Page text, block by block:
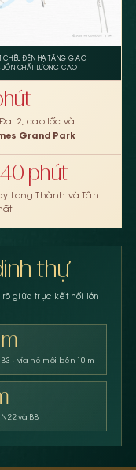
ĐẾN HẠ TẦNG GIAO
CHẤT LƯỢNG CAO.
2, cao tốc và
Grand Park
phút
Long Thành và Tân
thự
giữa trục kết nối lớn
· vỉa hè mỗi bên 10 m
và B8